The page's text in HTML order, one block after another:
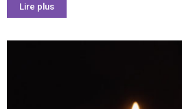
Lire plus